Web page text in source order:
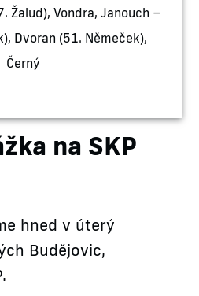
Žalud), Vondra, Janouch –
Dvoran (51. Němeček),
Černý
na SKP
hned v úterý
Budějovic,